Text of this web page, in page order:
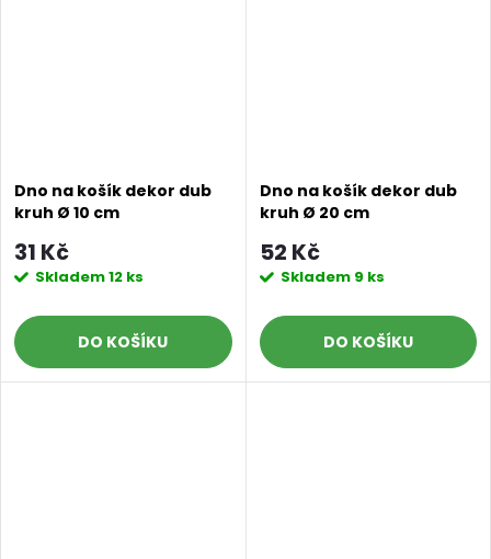
Dno na košík dekor dub
kruh Ø 10 cm
31 Kč
Skladem12 ks
DO KOŠÍKU
Dno na košík dekor dub
kruh Ø 20 cm
52 Kč
Skladem 9 ks
DO KOŠÍKU